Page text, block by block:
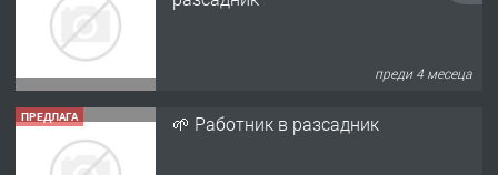
преди 4 месеца
ПРЕДЛАГА 🌱 Работник в разсадник